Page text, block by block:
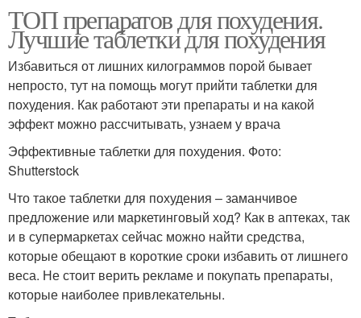
ТОП препаратов для похудения.
Лучшие таблетки для похудения
Избавиться от лишних килограммов порой бывает
непросто, тут на помощь могут прийти таблетки для
похудения. Как работают эти препараты и на какой
эффект можно рассчитывать, узнаем у врача
Эффективные таблетки для похудения. Фото:
Shutterstock
Что такое таблетки для похудения – заманчивое
предложение или маркетинговый ход? Как в аптеках, так
и в супермаркетах сейчас можно найти средства,
которые обещают в короткие сроки избавить от лишнего
веса. Не стоит верить рекламе и покупать препараты,
которые наиболее привлекательны.